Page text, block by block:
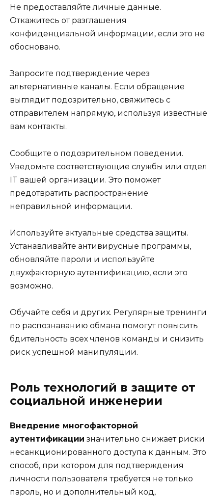
Не предоставляйте личные данные.
Откажитесь от разглашения
конфиденциальной информации, если это не
обосновано.
Запросите подтверждение через
альтернативные каналы. Если обращение
выглядит подозрительно, свяжитесь с
отправителем напрямую, используя известные
вам контакты.
Сообщите о подозрительном поведении.
Уведомьте соответствующие службы или отдел
IT вашей организации. Это поможет
предотвратить распространение
неправильной информации.
Используйте актуальные средства защиты.
Устанавливайте антивирусные программы,
обновляйте пароли и используйте
двухфакторную аутентификацию, если это
возможно.
Обучайте себя и других. Регулярные тренинги
по распознаванию обмана помогут повысить
бдительность всех членов команды и снизить
риск успешной манипуляции.
Роль технологий в защите от
социальной инженерии
Внедрение многофакторной
аутентификации значительно снижает риски
несанкционированного доступа к данным. Это
способ, при котором для подтверждения
личности пользователя требуется не только
пароль, но и дополнительный код,